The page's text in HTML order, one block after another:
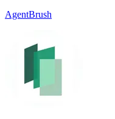
AgentBrush